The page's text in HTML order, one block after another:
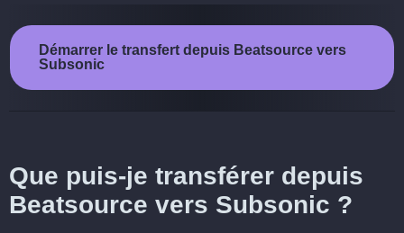
Démarrer le transfert depuis Beatsource vers
Subsonic
Que puis-je transférer depuis
Beatsource vers Subsonic ?